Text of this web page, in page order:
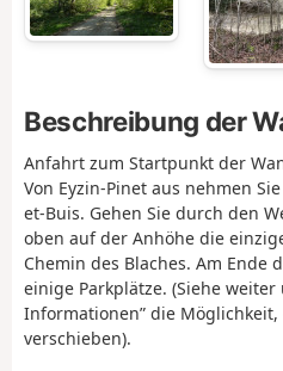
Beschreibung der
Anfahrt zum Startpunkt der
Von Eyzin-Pinet aus nehmen
et-Buis. Gehen Sie durch den
oben auf der Anhöhe die
Chemin des Blaches. Am Ende
einige Parkplätze. (Siehe
Informationen” die
verschieben).